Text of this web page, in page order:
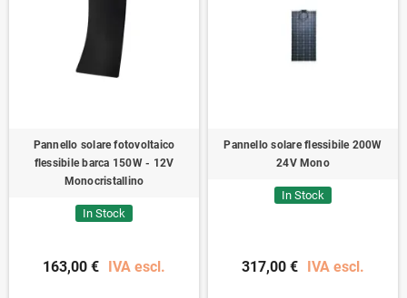
Pannello solare fotovoltaico
flessibile barca 150W - 12V
Monocristallino
In Stock
163,00 € IVA escl.
Pannello solare flessibile 200W
24V Mono
In Stock
317,00 € IVA escl.